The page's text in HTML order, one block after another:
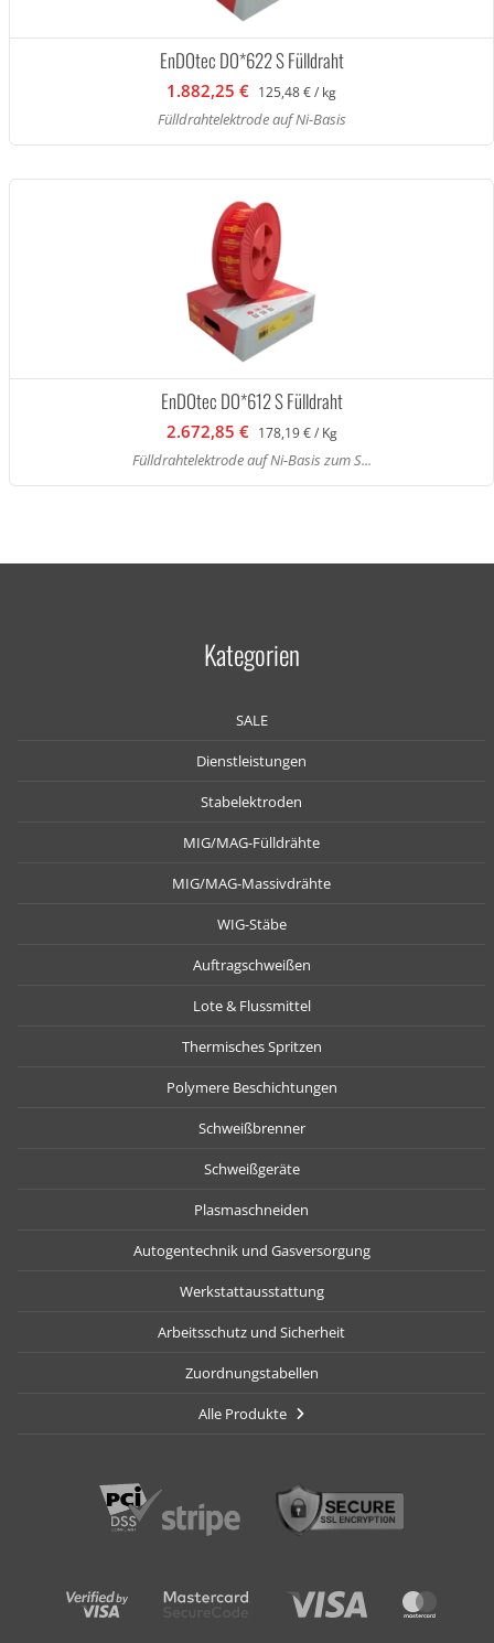
EnDOtec DO*622 S Fülldraht
1.882,25 € 125,48 € / kg
Fülldrahtelektrode auf Ni-Basis
EnDOtec DO*612 S Fülldraht
2.672,85 € 178,19 € / Kg
Fülldrahtelektrode auf Ni-Basis zum S...
Kategorien
SALE
Dienstleistungen
Stabelektroden
MIG/MAG-Fülldrähte
MIG/MAG-Massivdrähte
WIG-Stäbe
Auftragschweißen
Lote & Flussmittel
Thermisches Spritzen
Polymere Beschichtungen
Schweißbrenner
Schweißgeräte
Plasmaschneiden
Autogentechnik und Gasversorgung
Werkstattausstattung
Arbeitsschutz und Sicherheit
Zuordnungstabellen
Alle Produkte